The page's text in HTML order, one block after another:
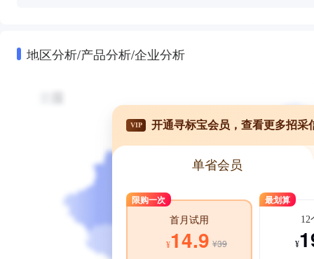
地区分析/产品分析/企业分析
VIP 开通寻标宝会员，查看更多招采
单省会员
限购一次
首月试用
¥14.9 ¥39
最划算
12
¥